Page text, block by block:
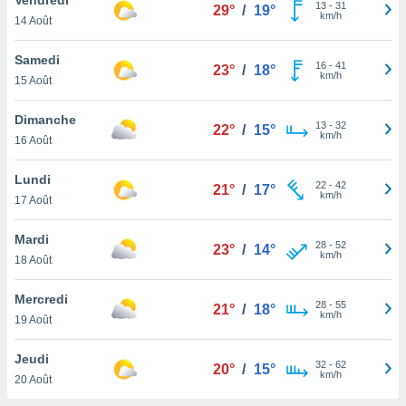
et
»,
au
vous
qu'ils
ou
le
ainsi
un
la
du
14 Août
29° / 19° 13- 31
km/h
Samedi
15 Août
23° / 18° 16- 41
km/h
Dimanche
16 Août
22° / 15° 13- 32
km/h
Lundi
17 Août
21° / 17° 22- 42
km/h
Mardi
18 Août
23° / 14° 28- 52
km/h
Mercredi
19 Août
21° / 18° 28- 55
km/h
Jeudi
20 Août
20° / 15° 32- 62
km/h